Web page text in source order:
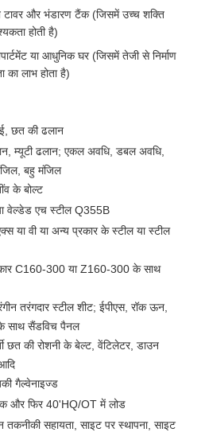
टावर और भंडारण टैंक (जिसमें उच्च शक्ति
होती है)
या आधुनिक घर (जिसमें तेजी से निर्माण
लाभ होता है)
छत की ढलान
म्यूटी ढलान; एकल अवधि, डबल अवधि,
बहु मंजिल
के बोल्ट
वेल्डेड एच स्टील Q355B
या वी या अन्य प्रकार के स्टील या स्टील
C160-300 या Z160-300 के साथ
तरंगदार स्टील शीट; ईपीएस, रॉक ऊन,
साथ सैंडविच पैनल
छत की रोशनी के बेल्ट, वेंटिलेटर, डाउन
गैल्वेनाइज्ड
और फिर 40'HQ/OT में लोड
सहायता, साइट पर स्थापना, साइट